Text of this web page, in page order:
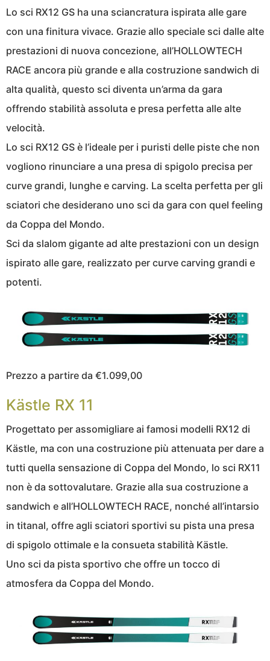
Lo sci RX12 GS ha una sciancratura ispirata alle gare
con una finitura vivace. Grazie allo speciale sci dalle alte
prestazioni di nuova concezione, all’HOLLOWTECH
RACE ancora più grande e alla costruzione sandwich di
alta qualità, questo sci diventa un’arma da gara
offrendo stabilità assoluta e presa perfetta alle alte
velocità.
Lo sci RX12 GS è l’ideale per i puristi delle piste che non
vogliono rinunciare a una presa di spigolo precisa per
curve grandi, lunghe e carving. La scelta perfetta per gli
sciatori che desiderano uno sci da gara con quel feeling
da Coppa del Mondo.
Sci da slalom gigante ad alte prestazioni con un design
ispirato alle gare, realizzato per curve carving grandi e
potenti.
Prezzo a partire da €1.099,00
Kästle RX 11
Progettato per assomigliare ai famosi modelli RX12 di
Kästle, ma con una costruzione più attenuata per dare a
tutti quella sensazione di Coppa del Mondo, lo sci RX11
non è da sottovalutare. Grazie alla sua costruzione a
sandwich e all’HOLLOWTECH RACE, nonché all’intarsio
in titanal, offre agli sciatori sportivi su pista una presa
di spigolo ottimale e la consueta stabilità Kästle.
Uno sci da pista sportivo che offre un tocco di
atmosfera da Coppa del Mondo.